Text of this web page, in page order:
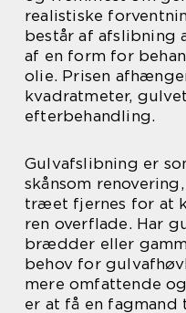
realistiske
består af
af en form for
olie. Prisen
kvadratmeter,
efterbehandling.
Gulvafslibning er
skånsom
træet fjernes for at
ren overflade. Har
brædder eller
behov for
mere omfattende
er at få en fagmand